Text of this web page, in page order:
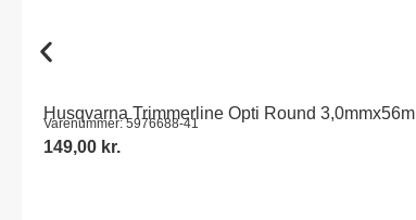
Husqvarna Trimmerline Opti Round 3,0mmx56m
Varenummer: 5976688-41
149,00 kr.